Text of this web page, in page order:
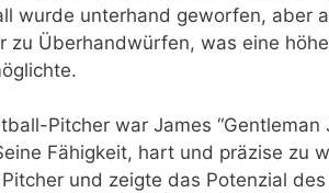
wurde unterhand geworfen, aber
zu Überhandwürfen, was eine
Pitcher war James “Gentleman
Fähigkeit, hart und präzise zu
und zeigte das Potenzial